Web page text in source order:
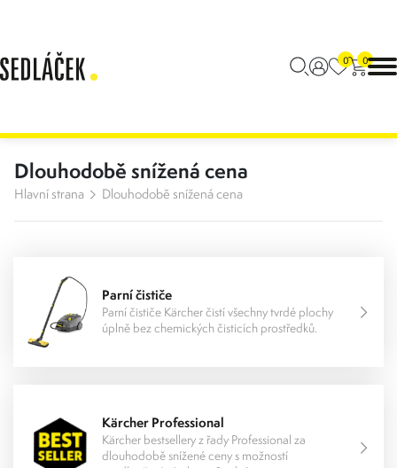
0 0
Dlouhodobě snížená cena
Hlavní strana Dlouhodobě snížená cena
Parní čističe
Parní čističe Kärcher čistí všechny tvrdé plochy
úplně bez chemických čisticích prostředků.
Kärcher Professional
Kärcher bestsellery z řady Professional za
dlouhodobě snížené ceny s možností